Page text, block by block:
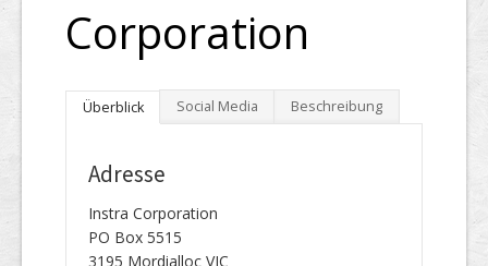
Corporation
Überblick Social Media Beschreibung
Adresse
Instra Corporation
PO Box 5515
3195 Mordialloc VIC